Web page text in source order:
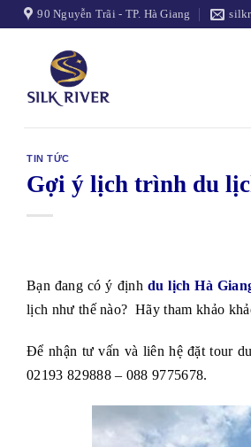
Skip
to
90 Nguyễn Trãi - TP. Hà Giang
TIN TỨC
Gợi ý lịch trình du
Bạn đang có ý định du lịch Hà
lịch như thế nào? Hãy tham khảo
Để nhận tư vấn và liên hệ đặt tour
02193 829888 – 088 9775678.